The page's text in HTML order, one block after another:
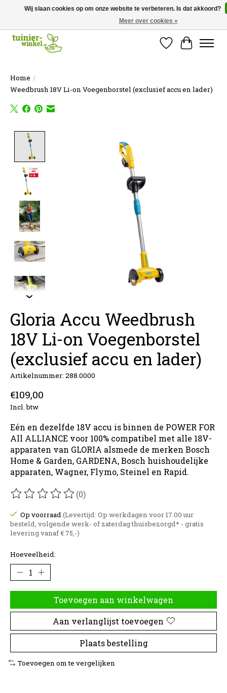
Online tuinartikelen kopen ✓ Online sinds 2007 ✓ Thuiswinkel Waarborg
Verlanglijst
Home /
Weedbrush 18V Li-on Voegenborstel (exclusief accu en lader)
Gloria Accu Weedbrush
18V Li-on Voegenborstel
(exclusief accu en lader)
Artikelnummer: 288.0000
€109,00
Incl. btw
Eén en dezelfde 18V accu is binnen de POWER FOR
All ALLIANCE voor 100% compatibel met alle 18V-
apparaten van GLORIA alsmede de merken Bosch
Home & Garden, GARDENA, Bosch huishoudelijke
apparaten, Wagner, Flymo, Steinel en Rapid.
De beoordeling van dit product is
(0)
Op voorraad (Levertijd: Op werkdagen voor 17.00 uur
besteld, volgende werk- of zaterdag thuisbezorgd* - gratis
levering vanaf € 75,-)
Hoeveelheid:
Toevoegen aan winkelwagen
Aan verlanglijst toevoegen
Plaats bestelling
Toevoegen om te vergelijken
Wij slaan cookies op om onze website te verbeteren. Is dat akkoord?
Meer over cookies »